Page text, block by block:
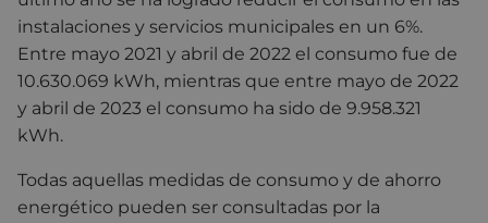
instalaciones y servicios municipales en un 6%.
Entre mayo 2021 y abril de 2022 el consumo fue de
10.630.069 kWh, mientras que entre mayo de 2022
y abril de 2023 el consumo ha sido de 9.958.321
kWh.
Todas aquellas medidas de consumo y de ahorro
energético pueden ser consultadas por la